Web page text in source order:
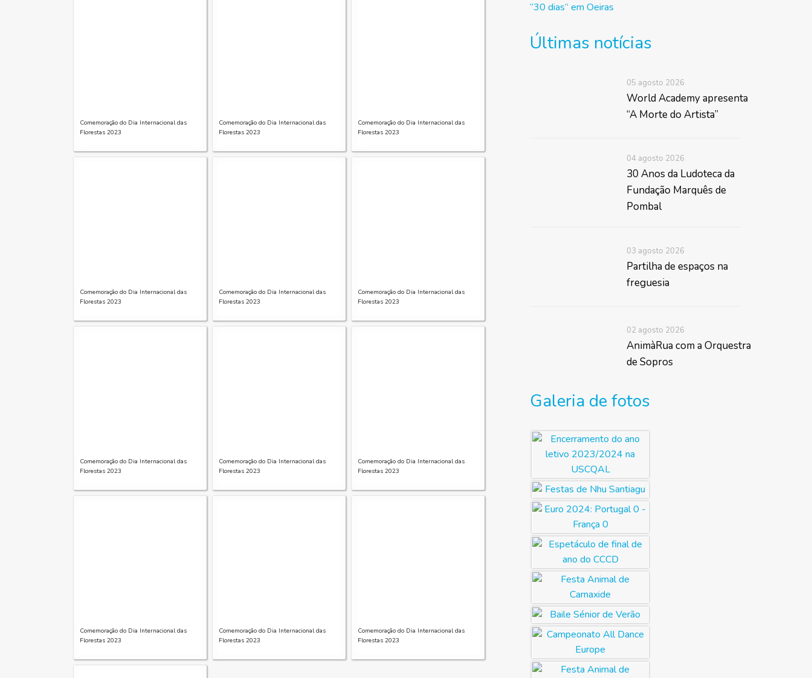
Comemoração do Dia Internacional das
Florestas 2023
Comemoração do Dia Internacional das
Florestas 2023
Comemoração do Dia Internacional das
Florestas 2023
Comemoração do Dia Internacional das
Florestas 2023
Comemoração do Dia Internacional das
Florestas 2023
Comemoração do Dia Internacional das
Florestas 2023
Comemoração do Dia Internacional das
Florestas 2023
Comemoração do Dia Internacional das
Florestas 2023
Comemoração do Dia Internacional das
Florestas 2023
Comemoração do Dia Internacional das
Florestas 2023
Comemoração do Dia Internacional das
Florestas 2023
Comemoração do Dia Internacional das
Florestas 2023
“30 dias” em Oeiras
Últimas notícias
05 agosto 2026
World Academy apresenta
“A Morte do Artista”
04 agosto 2026
30 Anos da Ludoteca da
Fundação Marquês de
Pombal
03 agosto 2026
Partilha de espaços na
freguesia
02 agosto 2026
AnimàRua com a Orquestra
de Sopros
Galeria de fotos